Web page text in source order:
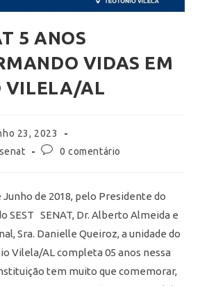
5 ANOS
VIDAS EM
VILELA/AL
23, 2023
0 comentário
Junho de 2018, pelo Presidente do
SEST SENAT, Dr. Alberto Almeida e
Sra. Danielle Queiroz, a unidade do
Vilela/AL completa 05 anos nessa
tem muito que comemorar,